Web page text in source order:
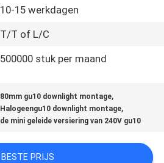
10-15 werkdagen
T/T of L/C
500000 stuk per maand
80mm gu10 downlight montage,
Halogeengu10 downlight montage,
de mini geleide versiering van 240V gu10
BESTE PRIJS